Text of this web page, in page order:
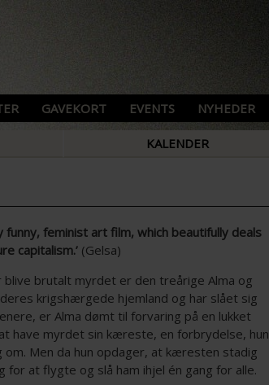
GAVEKORT EVENTS NYHEDER
KALENDER
funny, feminist art film, which beautifully deals
capitalism.’(Gelsa)
blive brutalt myrdet er den treårige Alma og
krigshærgede hjemland og har slået sig
er Alma dømt til forvaring på en lukket
have myrdet sin kæreste, en forbrydelse, hun
om. Men da hun opdager, at kæresten stadig
for at flygte og slå ham ihjel én gang for alle.